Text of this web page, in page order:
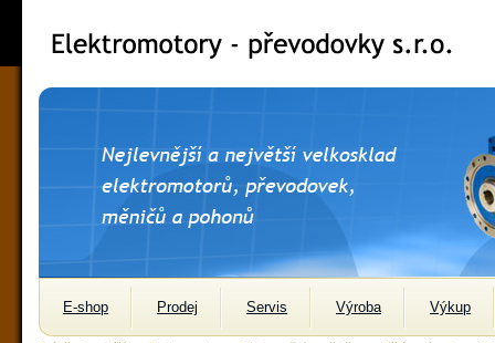
E-shop Prodej Servis Výroba Výkup